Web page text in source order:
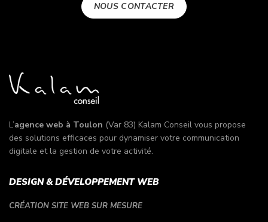
NOUS CONTACTER
L’agence web à Toulon (Var 83) Kalam Conseil vous propose
des solutions efficaces pour dynamiser votre communication
digitale et la gestion de votre activité.
DESIGN & DÉVELOPPEMENT WEB
CRÉATION SITE WEB SUR MESURE